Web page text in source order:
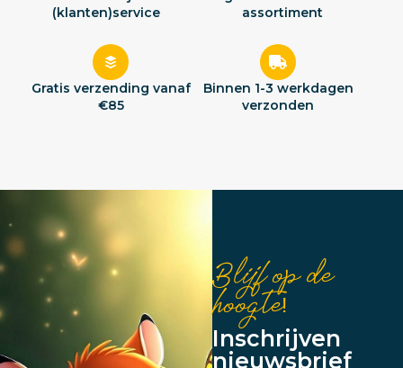
(klanten)service
assortiment
Gratis verzending vanaf
€85
Binnen 1-3 werkdagen
verzonden
Blijf op de
hoogte!
Inschrijven
nieuwsbrief